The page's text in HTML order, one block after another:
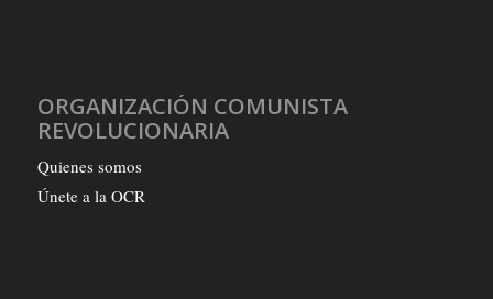
ORGANIZACIÓN COMUNISTA
REVOLUCIONARIA
Quienes somos
Únete a la OCR